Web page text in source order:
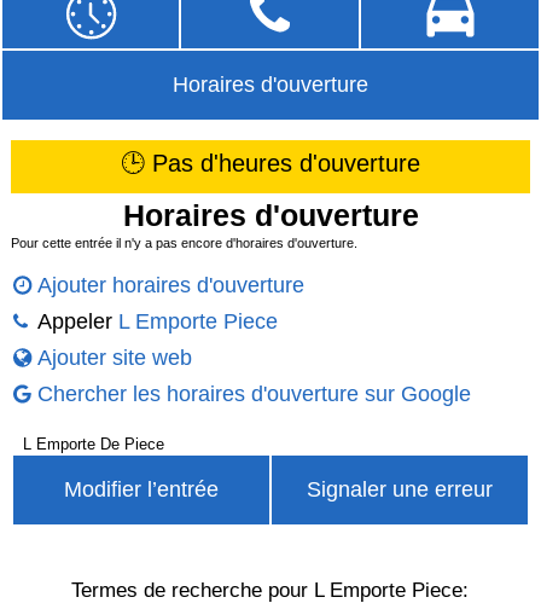
Horaires d'ouverture
🕒 Pas d'heures d'ouverture
Horaires d'ouverture
Pour cette entrée il n'y a pas encore d'horaires d'ouverture.
Ajouter horaires d'ouverture
Appeler L Emporte Piece
Ajouter site web
Chercher les horaires d'ouverture sur Google
L Emporte De Piece
Modifier l’entrée Signaler une erreur
Termes de recherche pour L Emporte Piece: